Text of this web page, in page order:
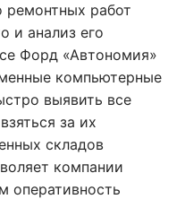
ремонтных работ
и анализ его
Форд «Автономия»
компьютерные
выявить все
за их
складов
компании
оперативность